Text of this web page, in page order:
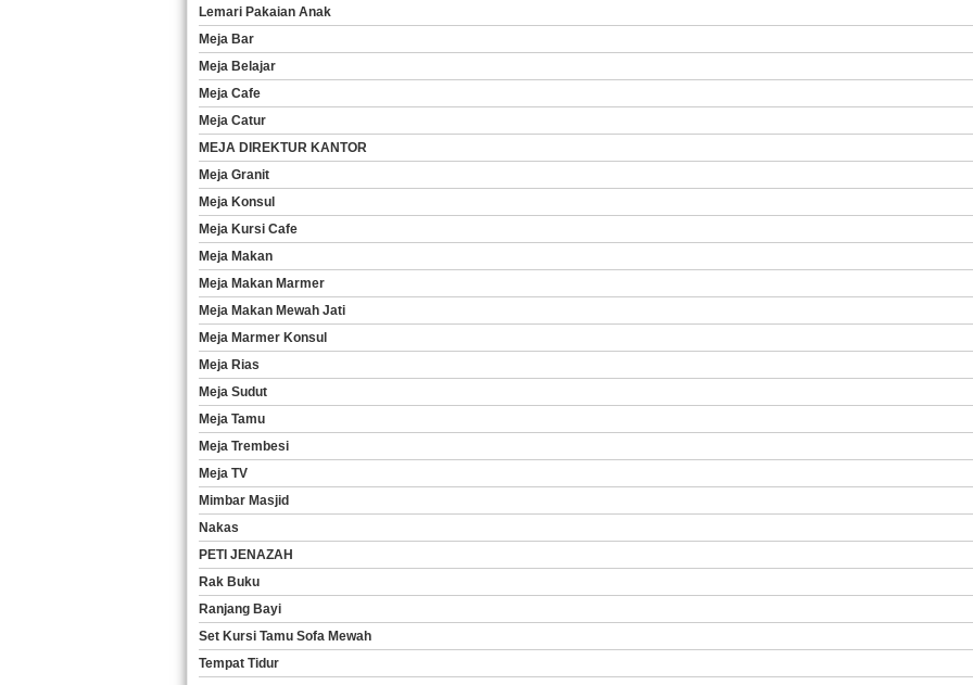
Lemari Pakaian Anak
Meja Bar
Meja Belajar
Meja Cafe
Meja Catur
MEJA DIREKTUR KANTOR
Meja Granit
Meja Konsul
Meja Kursi Cafe
Meja Makan
Meja Makan Marmer
Meja Makan Mewah Jati
Meja Marmer Konsul
Meja Rias
Meja Sudut
Meja Tamu
Meja Trembesi
Meja TV
Mimbar Masjid
Nakas
PETI JENAZAH
Rak Buku
Ranjang Bayi
Set Kursi Tamu Sofa Mewah
Tempat Tidur